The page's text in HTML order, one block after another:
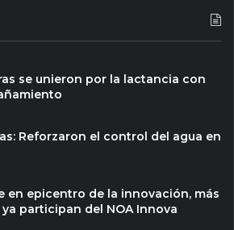
se unieron por la lactancia con
Reforzaron el control del agua en
en epicentro de la innovación, más
participan del NOA Innova